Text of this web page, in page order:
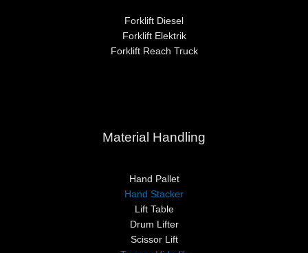
Forklift Diesel
Forklift Elektrik
Forklift Reach Truck
Material Handling
Hand Pallet
Hand Stacker
Lift Table
Drum Lifter
Scissor Lift